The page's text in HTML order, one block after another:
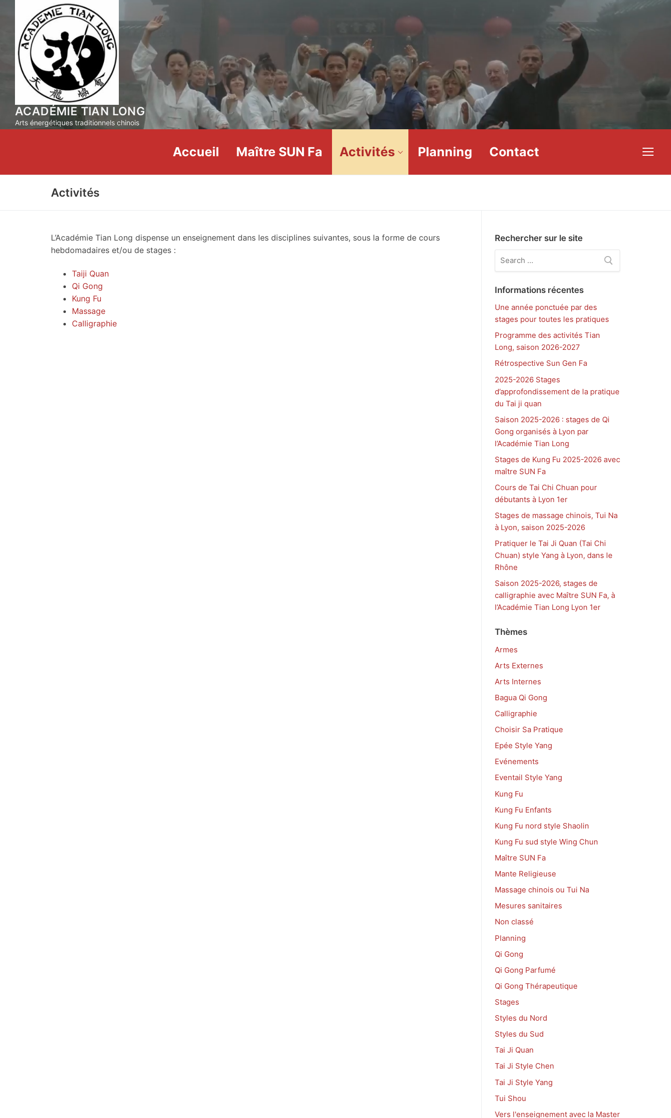
contenu
ACADÉMIE TIAN LONG
Arts énergétiques traditionnels chinois
Accueil Maître SUN Fa Activités Planning Contact
Activités
L’Académie Tian Long dispense un enseignement dans les disciplines suivantes, sous la forme de cours
hebdomadaires et/ou de stages :
Taiji Quan
Qi Gong
Kung Fu
Massage
Calligraphie
Rechercher sur le site
Informations récentes
Une année ponctuée par des
stages pour toutes les pratiques
Programme des activités Tian
Long, saison 2026-2027
Rétrospective Sun Gen Fa
2025-2026 Stages
d’approfondissement de la pratique
du Tai ji quan
Saison 2025-2026 : stages de Qi
Gong organisés à Lyon par
l’Académie Tian Long
Stages de Kung Fu 2025-2026 avec
maître SUN Fa
Cours de Tai Chi Chuan pour
débutants à Lyon 1er
Stages de massage chinois, Tui Na
à Lyon, saison 2025-2026
Pratiquer le Tai Ji Quan (Tai Chi
Chuan) style Yang à Lyon, dans le
Rhône
Saison 2025-2026, stages de
calligraphie avec Maître SUN Fa, à
l’Académie Tian Long Lyon 1er
Thèmes
Armes
Arts Externes
Arts Internes
Bagua Qi Gong
Calligraphie
Choisir Sa Pratique
Epée Style Yang
Evénements
Eventail Style Yang
Kung Fu
Kung Fu Enfants
Kung Fu nord style Shaolin
Kung Fu sud style Wing Chun
Maître SUN Fa
Mante Religieuse
Massage chinois ou Tui Na
Mesures sanitaires
Non classé
Planning
Qi Gong
Qi Gong Parfumé
Qi Gong Thérapeutique
Stages
Styles du Nord
Styles du Sud
Tai Ji Quan
Tai Ji Style Chen
Tai Ji Style Yang
Tui Shou
Vers l'enseignement avec la Master